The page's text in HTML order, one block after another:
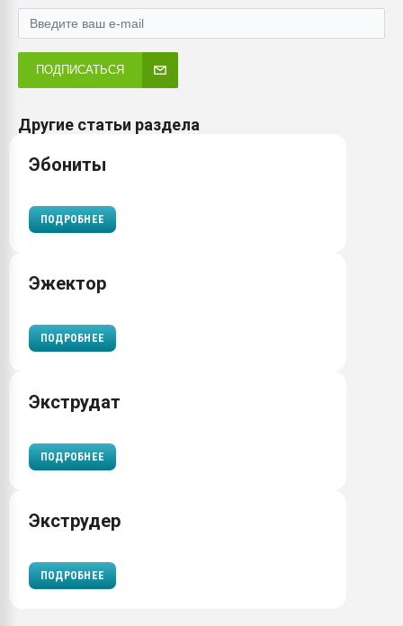
ПОДПИСАТЬСЯ
Другие статьи раздела
Эбониты
ПОДРОБНЕЕ
Эжектор
ПОДРОБНЕЕ
Экструдат
ПОДРОБНЕЕ
Экструдер
ПОДРОБНЕЕ